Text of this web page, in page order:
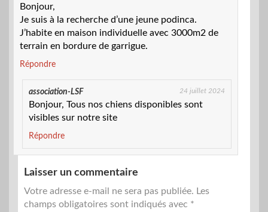
Bonjour,
Je suis à la recherche d’une jeune podinca.
J’habite en maison individuelle avec 3000m2 de
terrain en bordure de garrigue.
Répondre
association-LSF 24 juillet 2024
Bonjour, Tous nos chiens disponibles sont
visibles sur notre site
Répondre
Laisser un commentaire
Votre adresse e-mail ne sera pas publiée. Les
champs obligatoires sont indiqués avec *